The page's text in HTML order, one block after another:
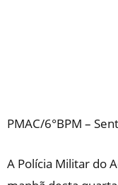
PMAC/6°BPM –
A Polícia Militar do